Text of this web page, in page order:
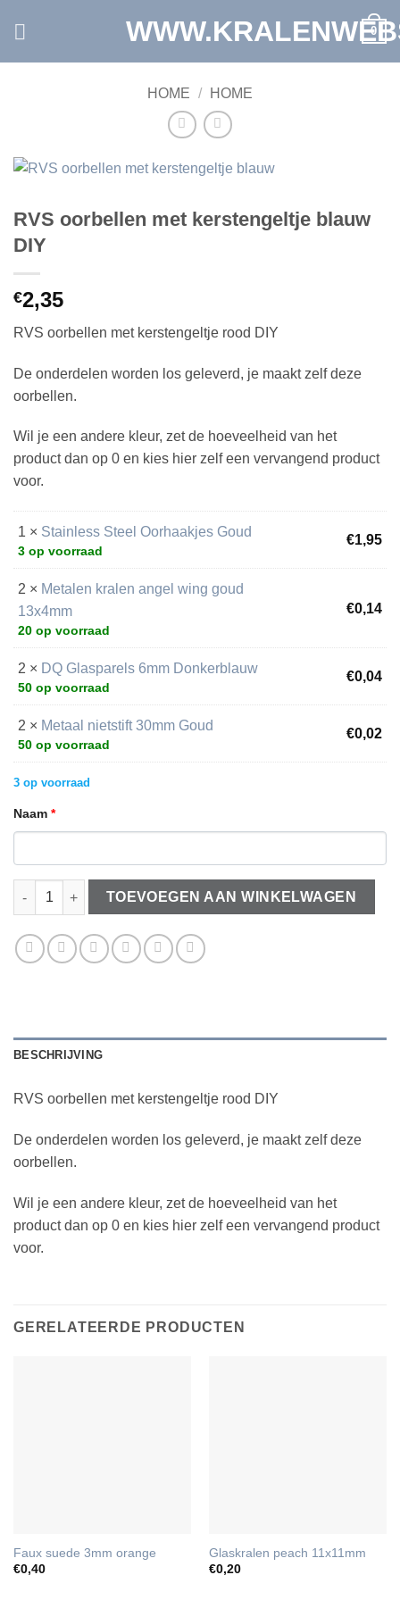
0
HOME / HOME
RVS oorbellen met kerstengeltje blauw
DIY
€2,35
RVS oorbellen met kerstengeltje rood DIY
De onderdelen worden los geleverd, je maakt zelf deze
oorbellen.
Wil je een andere kleur, zet de hoeveelheid van het
product dan op 0 en kies hier zelf een vervangend product
voor.
1 × Stainless Steel Oorhaakjes Goud
3 op voorraad
€1,95
2 × Metalen kralen angel wing goud
13x4mm
20 op voorraad
€0,14
2 × DQ Glasparels 6mm Donkerblauw
50 op voorraad
€0,04
2 × Metaal nietstift 30mm Goud
50 op voorraad
€0,02
3 op voorraad
Naam *
RVS oorbellen met kerstengeltje blauw DIY aantal
TOEVOEGEN AAN WINKELWAGEN
BESCHRIJVING
RVS oorbellen met kerstengeltje rood DIY
De onderdelen worden los geleverd, je maakt zelf deze
oorbellen.
Wil je een andere kleur, zet de hoeveelheid van het
product dan op 0 en kies hier zelf een vervangend product
voor.
GERELATEERDE PRODUCTEN
Faux suede 3mm orange
€0,40
Glaskralen peach 11x11mm
€0,20